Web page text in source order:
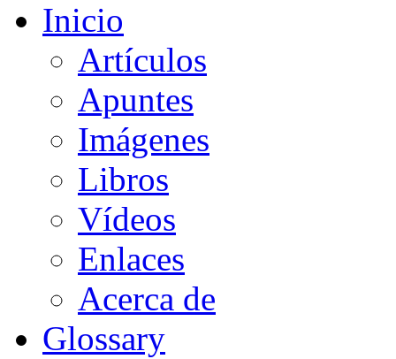
Inicio
Artículos
Apuntes
Imágenes
Libros
Vídeos
Enlaces
Acerca de
Glossary